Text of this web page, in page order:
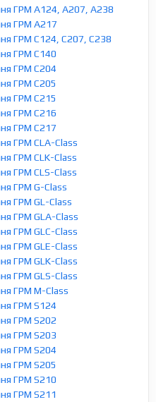
ГРМ A124, A207, A238
ГРМ A217
ГРМ C124, C207, C238
ГРМ C140
ГРМ C204
ГРМ C205
ГРМ C215
ГРМ C216
ГРМ C217
ГРМ CLA-Class
ГРМ CLK-Class
ГРМ CLS-Class
ГРМ G-Class
ГРМ GL-Class
ГРМ GLA-Class
ГРМ GLC-Class
ГРМ GLE-Class
ГРМ GLK-Class
ГРМ GLS-Class
ГРМ M-Class
ГРМ S124
ГРМ S202
ГРМ S203
ГРМ S204
ГРМ S205
ГРМ S210
ГРМ S211